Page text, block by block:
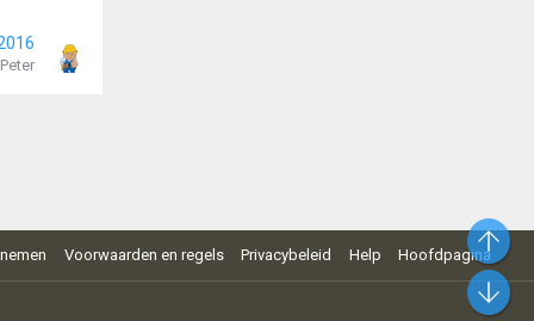
Peter
Voorwaarden en regels Privacybeleid Help Hoofdpagina